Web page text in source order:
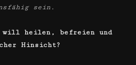
sein.
will heilen, befreien und
Hinsicht?